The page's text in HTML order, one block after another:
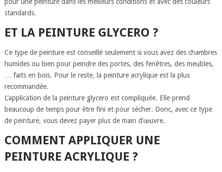
pour une peinture dans les meilleurs conditions et avec des couleurs
standards.
ET LA PEINTURE GLYCERO ?
Ce type de peinture est conseillé seulement si vous avez des chambres
humides ou bien pour peindre des portes, des fenêtres, des meubles,
… faits en bois. Pour le reste, la peinture acrylique est la plus
recommandée.
L’application de la peinture glycero est compliquée. Elle prend
beaucoup de temps pour être fini et pour sécher. Donc, avec ce type
de peinture, vous devez payer plus de main d’œuvre.
COMMENT APPLIQUER UNE
PEINTURE ACRYLIQUE ?